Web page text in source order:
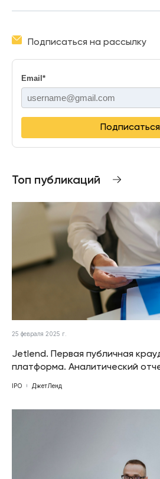
Подписаться на рассылку
Email *
Подписаться
Топ публикаций
25 февраля 2025 г.
Jetlend. Первая публичная
платформа. Аналитический
IPO ДжетЛенд